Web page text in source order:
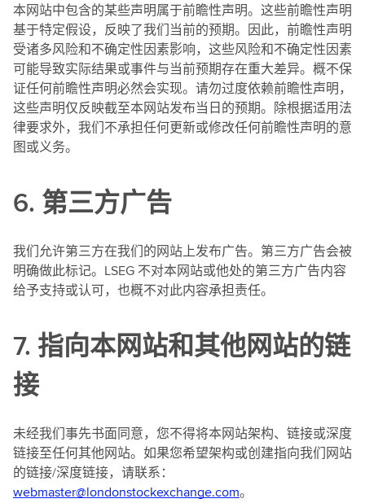
本网站中包含的某些声明属于前瞻性声明。这些前瞻性声明
基于特定假设，反映了我们当前的预期。因此，前瞻性声明
受诸多风险和不确定性因素影响，这些风险和不确定性因素
可能导致实际结果或事件与当前预期存在重大差异。概不保
证任何前瞻性声明必然会实现。请勿过度依赖前瞻性声明，
这些声明仅反映截至本网站发布当日的预期。除根据适用法
律要求外，我们不承担任何更新或修改任何前瞻性声明的意
图或义务。
6. 第三方广告
我们允许第三方在我们的网站上发布广告。第三方广告会被
明确做此标记。LSEG 不对本网站或他处的第三方广告内容
给予支持或认可，也概不对此内容承担责任。
7. 指向本网站和其他网站的链
接
未经我们事先书面同意，您不得将本网站架构、链接或深度
链接至任何其他网站。如果您希望架构或创建指向我们网站
的链接/深度链接，请联系：
webmaster@londonstockexchange.com。